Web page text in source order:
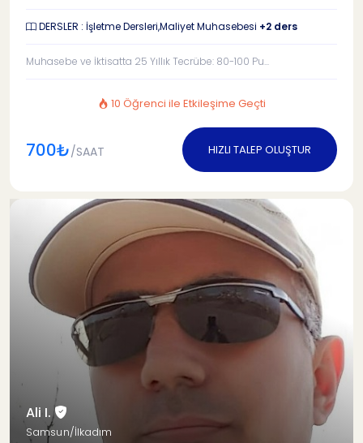
DERSLER : İşletme Dersleri,Maliyet Muhasebesi +2 ders
Muhasebe ve İktisatta 25 Yıllık Tecrübe: 80-100 Pu...
10 Öğrenci ile Etkileşime Geçti
700₺/SAAT HIZLI TALEP OLUŞTUR
Ali I.
Samsun/İlkadım